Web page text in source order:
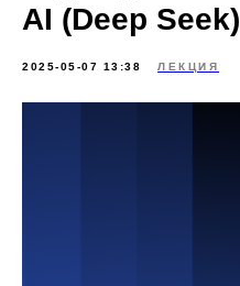
AI (Deep Seek)
2025-05-07 13:38 ЛЕКЦИЯ